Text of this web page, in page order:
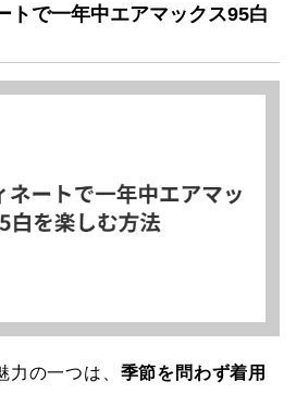
トで一年中エアマックス95白
の一つは、 季節を問わず着用